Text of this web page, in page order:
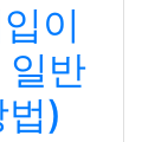
이
일반
)